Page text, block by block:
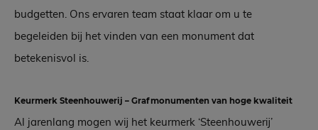
budgetten. Ons ervaren team staat klaar om u te
begeleiden bij het vinden van een monument dat
betekenisvol is.
Keurmerk Steenhouwerij – Grafmonumenten van hoge kwaliteit
Al jarenlang mogen wij het keurmerk ‘Steenhouwerij’